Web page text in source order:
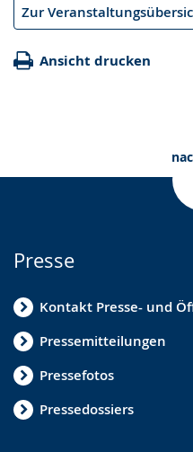
Zur
Ansicht drucken
Presse
Kontakt Presse- und
Pressemitteilungen
Pressefotos
Pressedossiers